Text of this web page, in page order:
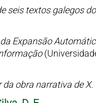
seis textos galegos
Expansão
obra narrativa de X.